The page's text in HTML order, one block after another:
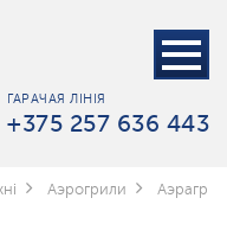
ГАРАЧАЯ ЛІНІЯ
+375 257 636 443
Аэрогрили